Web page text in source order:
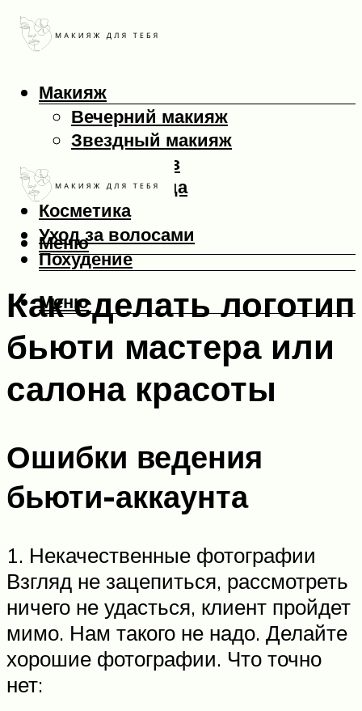
Макияж
Вечерний макияж
Звездный макияж
Макияж глаз
Макияж лица
Косметика
Уход за волосами
Похудение
Меню
Меню
Как сделать логотип
бьюти мастера или
салона красоты
Ошибки ведения
бьюти-аккаунта
1. Некачественные фотографии
Взгляд не зацепиться, рассмотреть
ничего не удасться, клиент пройдет
мимо. Нам такого не надо. Делайте
хорошие фотографии. Что точно
нет: